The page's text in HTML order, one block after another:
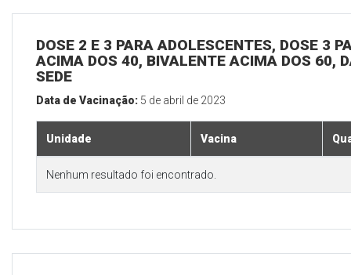
DOSE 2 E 3 PARA ADOLESCENTES, DOSE 3
ACIMA DOS 40, BIVALENTE ACIMA DOS 60,
SEDE
Data de Vacinação: 5 de abril de 2023
Unidade Vacina
Nenhum resultado foi encontrado.